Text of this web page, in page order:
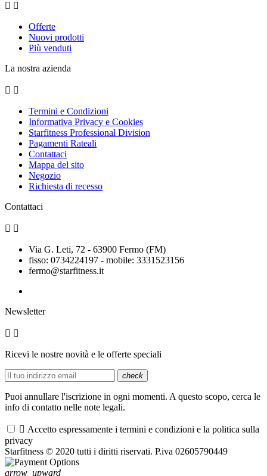
 
Offerte
Nuovi prodotti
Più venduti
La nostra azienda
 
Termini e Condizioni
Informativa Privacy e Cookies
Starfitness Professional Division
Pagamenti Rateali
Contattaci
Mappa del sito
Negozio
Richiesta di recesso
Contattaci
 
Via G. Leti, 72 - 63900 Fermo (FM)
fisso: 0734224197 - mobile: 3331523156
fermo@starfitness.it
Newsletter
 
Ricevi le nostre novità e le offerte speciali
check
Puoi annullare l'iscrizione in ogni momenti. A questo scopo, cerca le
info di contatto nelle note legali.
 Accetto espressamente i termini e condizioni e la politica sulla
privacy
Starfitness © 2020 tutti i diritti riservati. P.iva 02605790449
arrow_upward